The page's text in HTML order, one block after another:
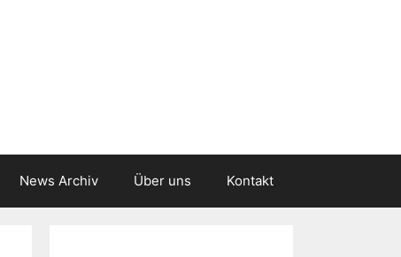
News Archiv Über uns Kontakt